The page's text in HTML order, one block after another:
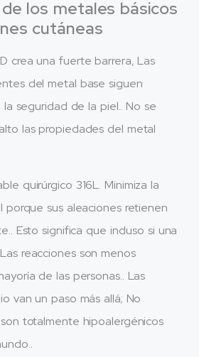
los metales básicos
cutáneas
crea una fuerte barrera, Las
del metal base siguen
seguridad de la piel.. No se
las propiedades del metal
quirúrgico 316L. Minimiza la
porque sus aleaciones retienen
Esto significa que incluso si una
reacciones son menos
de las personas.. Las
van un paso más allá; No
totalmente hipoalergénicos